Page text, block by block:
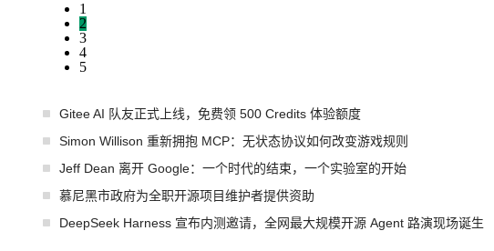
1
2
3
4
5
Gitee AI 队友正式上线，免费领 500 Credits 体验额度
Simon Willison 重新拥抱 MCP：无状态协议如何改变游戏规则
Jeff Dean 离开 Google：一个时代的结束，一个实验室的开始
慕尼黑市政府为全职开源项目维护者提供资助
DeepSeek Harness 宣布内测邀请，全网最大规模开源 Agent 路演现场诞生